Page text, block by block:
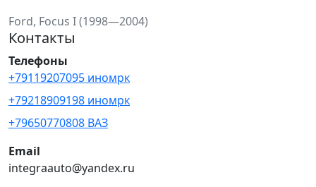
Ford, Focus I (1998—2004)
Контакты
Телефоны
+79119207095 иномрк
+79218909198 иномрк
+79650770808 ВАЗ
Email
integraauto@yandex.ru